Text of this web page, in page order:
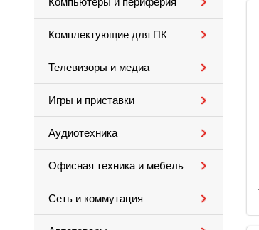
Комплектующие для ПК
Телевизоры и медиа
Игры и приставки
Аудиотехника
Офисная техника и мебель
Сеть и коммутация